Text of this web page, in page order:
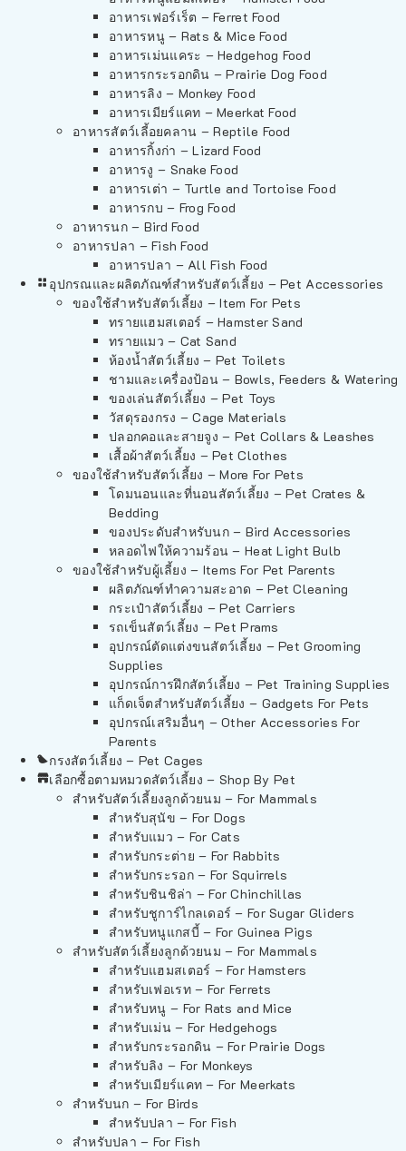
อาหารเฟอร์เร็ต – Ferret Food
อาหารหนู – Rats & Mice Food
อาหารเม่นแคระ – Hedgehog Food
อาหารกระรอกดิน – Prairie Dog Food
อาหารลิง – Monkey Food
อาหารเมียร์แคท – Meerkat Food
อาหารสัตว์เลี้อยคลาน – Reptile Food
อาหารกิ้งก่า – Lizard Food
อาหารงู – Snake Food
อาหารเต่า – Turtle and Tortoise Food
อาหารกบ – Frog Food
อาหารนก – Bird Food
อาหารปลา – Fish Food
อาหารปลา – All Fish Food
อุปกรณและผลิตภัณฑ์สำหรับสัตว์เลี้ยง – Pet Accessories
ของใช้สำหรับสัตว์เลี้ยง – Item For Pets
ทรายแฮมสเตอร์ – Hamster Sand
ทรายแมว – Cat Sand
ห้องน้ำสัตว์เลี้ยง – Pet Toilets
ชามและเครื่องป้อน – Bowls, Feeders & Watering
ของเล่นสัตว์เลี้ยง – Pet Toys
วัสดุรองกรง – Cage Materials
ปลอกคอและสายจูง – Pet Collars & Leashes
เสื้อผ้าสัตว์เลี้ยง – Pet Clothes
ของใช้สำหรับสัตว์เลี้ยง – More For Pets
โดมนอนและที่นอนสัตว์เลี้ยง – Pet Crates &
Bedding
ของประดับสำหรับนก – Bird Accessories
หลอดไฟให้ความร้อน – Heat Light Bulb
ของใช้สำหรับผู้เลี้ยง – Items For Pet Parents
ผลิตภัณฑ์ทำความสะอาด – Pet Cleaning
กระเป๋าสัตว์เลี้ยง – Pet Carriers
รถเข็นสัตว์เลี้ยง – Pet Prams
อุปกรณ์ตัดแต่งขนสัตว์เลี้ยง – Pet Grooming
Supplies
อุปกรณ์การฝึกสัตว์เลี้ยง – Pet Training Supplies
แก็ดเจ็ตสำหรับสัตว์เลี้ยง – Gadgets For Pets
อุปกรณ์เสริมอื่นๆ – Other Accessories For
Parents
กรงสัตว์เลี้ยง – Pet Cages
เลือกซื้อตามหมวดสัตว์เลี้ยง – Shop By Pet
สำหรับสัตว์เลี้ยงลูกด้วยนม – For Mammals
สำหรับสุนัข – For Dogs
สำหรับแมว – For Cats
สำหรับกระต่าย – For Rabbits
สำหรับกระรอก – For Squirrels
สำหรับชินชิล่า – For Chinchillas
สำหรับชูการ์ไกลเดอร์ – For Sugar Gliders
สำหรับหนูแกสบี้ – For Guinea Pigs
สำหรับสัตว์เลี้ยงลูกด้วยนม – For Mammals
สำหรับแฮมสเตอร์ – For Hamsters
สำหรับเฟอเรท – For Ferrets
สำหรับหนู – For Rats and Mice
สำหรับเม่น – For Hedgehogs
สำหรับกระรอกดิน – For Prairie Dogs
สำหรับลิง – For Monkeys
สำหรับเมียร์แคท – For Meerkats
สำหรับนก – For Birds
สำหรับปลา – For Fish
สำหรับปลา – For Fish